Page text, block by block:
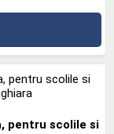
pentru scolile si